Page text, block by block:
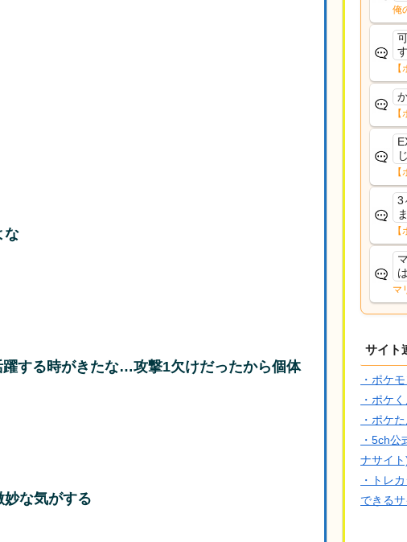
な
する時がきたな…攻撃1欠けだったから個体
な気がする
俺
3
マ
サイト
・ポケ
・ポケ
・ポケ
・5ch
ナサイト
・トレ
できる